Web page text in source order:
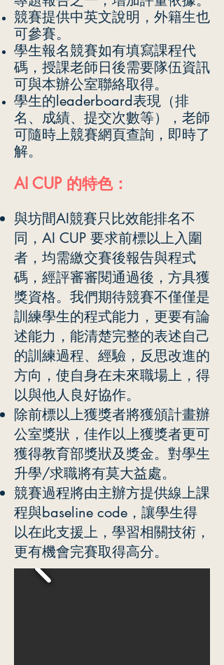
競賽提供中英文說明，外籍生也
可參賽。
學生報名競賽如有填寫課程代
碼，授課老師日後需要隊伍資訊
可與本辦公室聯絡取得。
學生的leaderboard表現（排
名、成績、提交次數等），老師
可隨時上競賽網頁查詢，即時了
解。
AI CUP 的特色：
與坊間AI競賽只比效能排名不
同，AI CUP 要求前標以上入圍
者，均需繳交賽後報告與程式
碼，經評審審閱通過後，方具獲
獎資格。我們期待競賽不僅僅是
訓練學生的程式能力，更要有論
述能力，能清楚完整的表述自己
的訓練過程、經驗，反思改進的
方向，使自身在未來職場上，得
以與他人良好協作。
除前標以上獲獎者將獲頒計畫辦
公室獎狀，佳作以上獲獎者更可
獲得教育部獎狀及獎金。對學生
升學/求職將有莫大益處。
競賽過程將由主辦方提供線上課
程與baseline code，讓學生得
以在此支援上，學習相關技術，
更有機會完賽取得高分。